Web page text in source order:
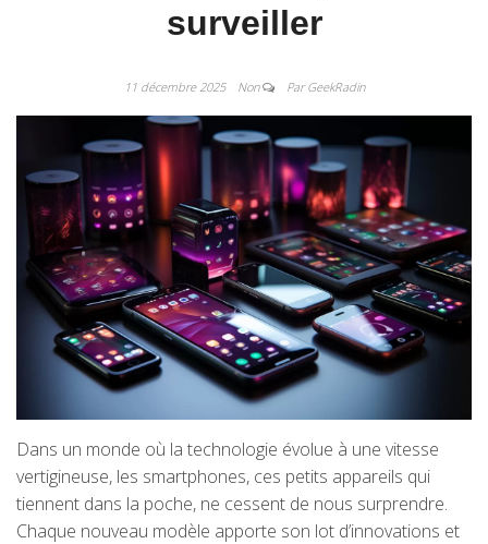
surveiller
11 décembre 2025 Non Par GeekRadin
Dans un monde où la technologie évolue à une vitesse
vertigineuse, les smartphones, ces petits appareils qui
tiennent dans la poche, ne cessent de nous surprendre.
Chaque nouveau modèle apporte son lot d’innovations et